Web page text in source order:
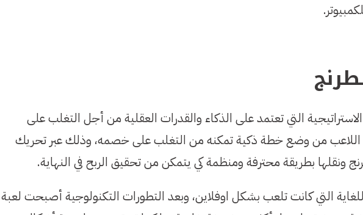
التي تعتمد على الذكاء والقدرات العقلية من أجل التغلب على
اللاعب من وضع خطة ذكية تمكنه من التغلب على خصمه، وذلك عبر تحريك
ونقلها بطريقة محترفة ومنظمة كي يتمكن من تحقيق الربح في النهاية.
التي كانت تلعب بشكل اوفلاين، وبعد التطورات التكنولوجية أصبحت لعبة